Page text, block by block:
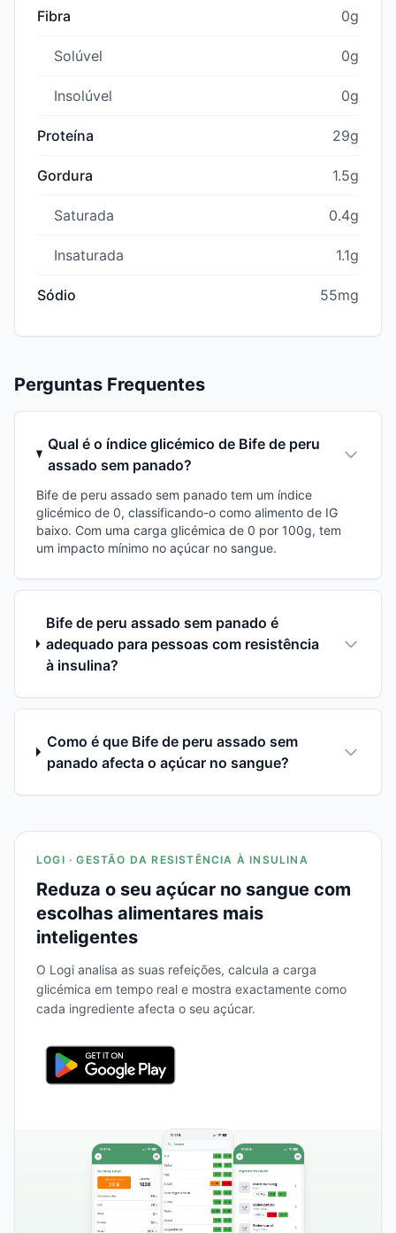
Fibra 0g
Solúvel 0g
Insolúvel 0g
Proteína 29g
Gordura 1.5g
Saturada 0.4g
Insaturada 1.1g
Sódio 55mg
Perguntas Frequentes
Qual é o índice glicémico de Bife de peru
assado sem panado?
Bife de peru assado sem panado tem um índice
glicémico de 0, classificando-o como alimento de IG
baixo. Com uma carga glicémica de 0 por 100g, tem
um impacto mínimo no açúcar no sangue.
Bife de peru assado sem panado é
adequado para pessoas com resistência
à insulina?
Como é que Bife de peru assado sem
panado afecta o açúcar no sangue?
LOGI · GESTÃO DA RESISTÊNCIA À INSULINA
Reduza o seu açúcar no sangue com
escolhas alimentares mais
inteligentes
O Logi analisa as suas refeições, calcula a carga
glicémica em tempo real e mostra exactamente como
cada ingrediente afecta o seu açúcar.